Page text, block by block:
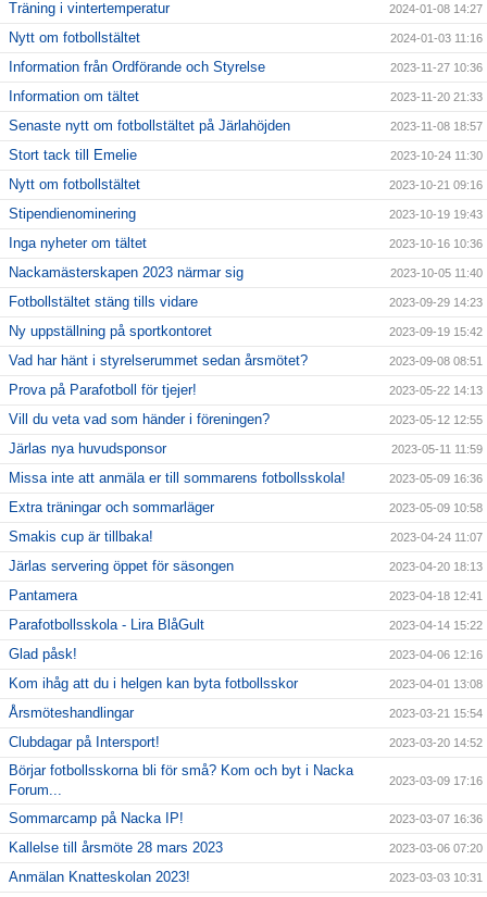
Träning i vintertemperatur 2024-01-08 14:27
Nytt om fotbollstältet 2024-01-03 11:16
Information från Ordförande och Styrelse 2023-11-27 10:36
Information om tältet 2023-11-20 21:33
Senaste nytt om fotbollstältet på Järlahöjden 2023-11-08 18:57
Stort tack till Emelie 2023-10-24 11:30
Nytt om fotbollstältet 2023-10-21 09:16
Stipendienominering 2023-10-19 19:43
Inga nyheter om tältet 2023-10-16 10:36
Nackamästerskapen 2023 närmar sig 2023-10-05 11:40
Fotbollstältet stäng tills vidare 2023-09-29 14:23
Ny uppställning på sportkontoret 2023-09-19 15:42
Vad har hänt i styrelserummet sedan årsmötet? 2023-09-08 08:51
Prova på Parafotboll för tjejer! 2023-05-22 14:13
Vill du veta vad som händer i föreningen? 2023-05-12 12:55
Järlas nya huvudsponsor 2023-05-11 11:59
Missa inte att anmäla er till sommarens fotbollsskola! 2023-05-09 16:36
Extra träningar och sommarläger 2023-05-09 10:58
Smakis cup är tillbaka! 2023-04-24 11:07
Järlas servering öppet för säsongen 2023-04-20 18:13
Pantamera 2023-04-18 12:41
Parafotbollsskola - Lira BlåGult 2023-04-14 15:22
Glad påsk! 2023-04-06 12:16
Kom ihåg att du i helgen kan byta fotbollsskor 2023-04-01 13:08
Årsmöteshandlingar 2023-03-21 15:54
Clubdagar på Intersport! 2023-03-20 14:52
Börjar fotbollsskorna bli för små? Kom och byt i Nacka
Forum...
2023-03-09 17:16
Sommarcamp på Nacka IP! 2023-03-07 16:36
Kallelse till årsmöte 28 mars 2023 2023-03-06 07:20
Anmälan Knatteskolan 2023! 2023-03-03 10:31